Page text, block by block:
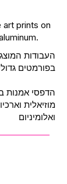
art prints on
העבודות
בפורמטים
הדפסי אמנות
מוזיאלית
ואלומיניום